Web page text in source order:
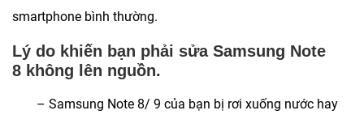
smartphone bình thường.
Lý do khiến bạn phải sửa Samsung Note
8 không lên nguồn.
– Samsung Note 8/ 9 của bạn bị rơi xuống nước hay